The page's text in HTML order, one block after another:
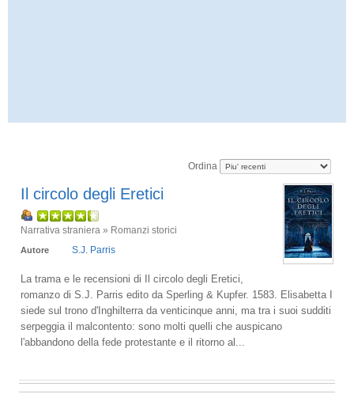
Ordina
Il circolo degli Eretici
Narrativa straniera » Romanzi storici
Autore S.J. Parris
La trama e le recensioni di Il circolo degli Eretici,
romanzo di S.J. Parris edito da Sperling & Kupfer. 1583. Elisabetta I
siede sul trono d'Inghilterra da venticinque anni, ma tra i suoi sudditi
serpeggia il malcontento: sono molti quelli che auspicano
l'abbandono della fede protestante e il ritorno al...